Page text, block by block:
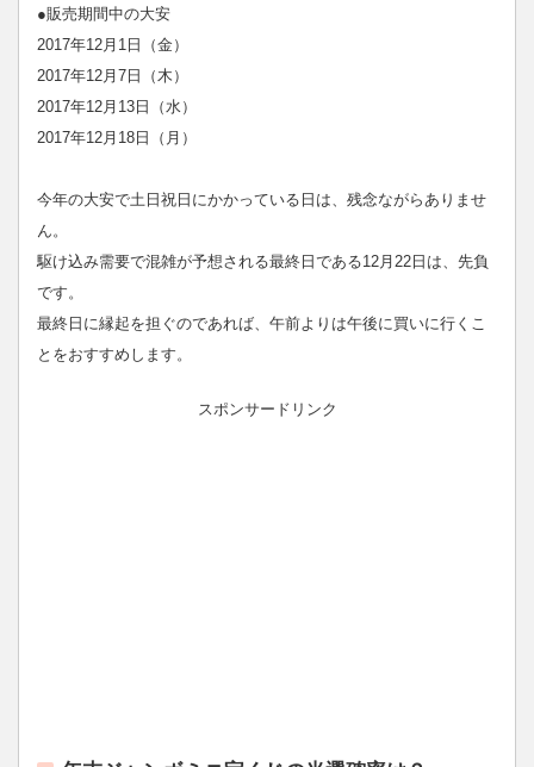
●販売期間中の大安
2017年12月1日（金）
2017年12月7日（木）
2017年12月13日（水）
2017年12月18日（月）
今年の大安で土日祝日にかかっている日は、残念ながらありませ
ん。
駆け込み需要で混雑が予想される最終日である12月22日は、先負
です。
最終日に縁起を担ぐのであれば、午前よりは午後に買いに行くこ
とをおすすめします。
スポンサードリンク